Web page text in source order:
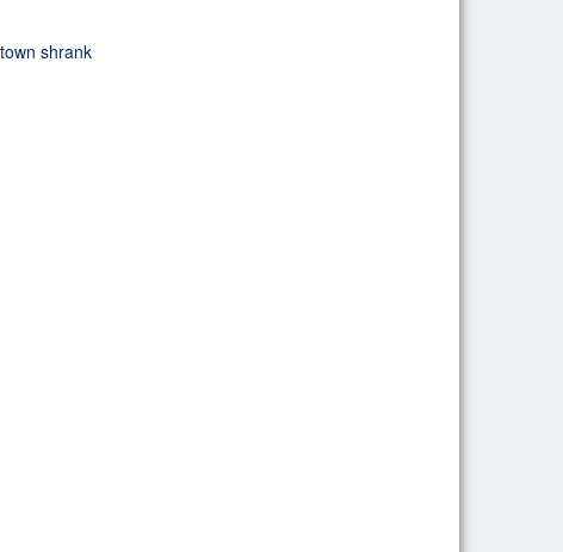
shrank